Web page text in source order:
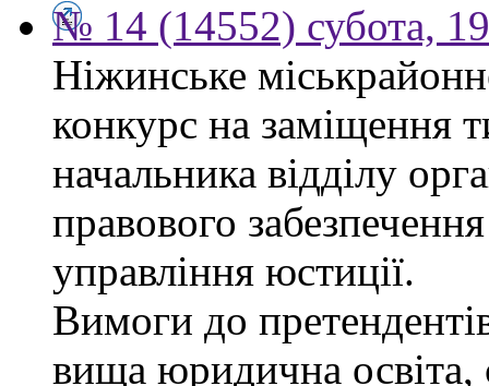
№ 14 (14552) субота,
Ніжинське
конкурс на заміщення
начальника відділу
правового
управління юстиції.
Вимоги до
вища юридична